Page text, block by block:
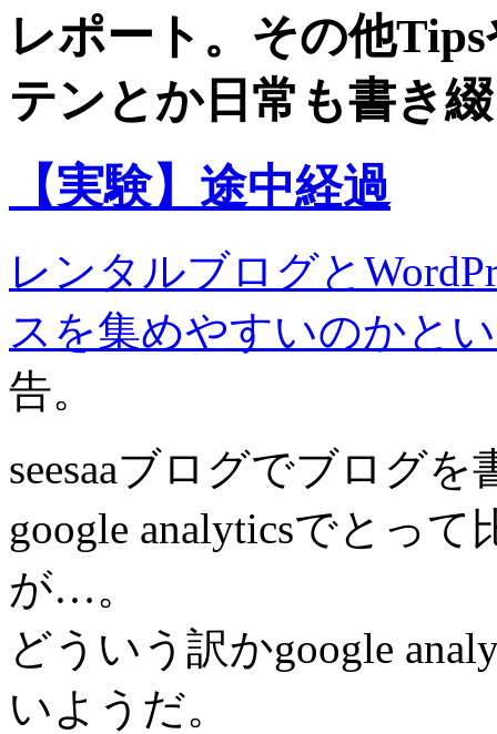
レポート。その他
テンとか日常も書き
【実験】途中経過
レンタルブログと
スを集めやすいのかと
告。
seesaaブログでブログ
google analyticsでとっ
が…。
どういう訳かgoogle
いようだ。